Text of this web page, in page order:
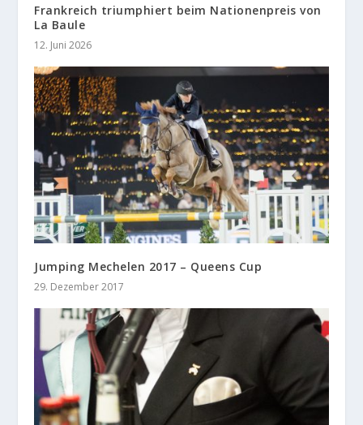
Frankreich triumphiert beim Nationenpreis von
La Baule
12. Juni 2026
Jumping Mechelen 2017 – Queens Cup
29. Dezember 2017